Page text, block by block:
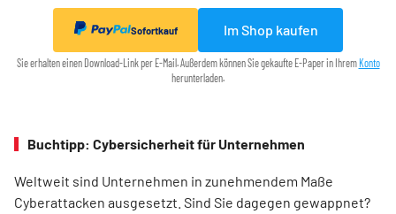
Sofortkauf Im Shop kaufen
Sie erhalten einen Download-Link per E-Mail. Außerdem können Sie gekaufte E-Paper in Ihrem Konto
herunterladen.
Buchtipp: Cybersicherheit für Unternehmen
Weltweit sind Unternehmen in zunehmendem Maße
Cyberattacken ausgesetzt. Sind Sie dagegen gewappnet?